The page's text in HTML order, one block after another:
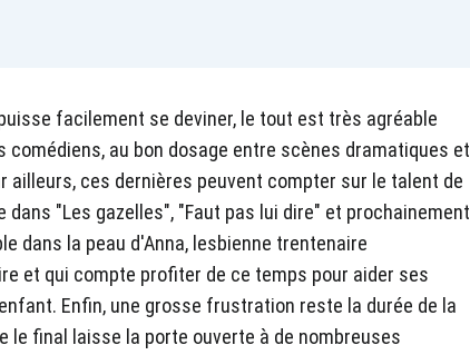
facilement se deviner, le tout est très agréable
comédiens, au bon dosage entre scènes dramatiques et
ailleurs, ces dernières peuvent compter sur le talent de
dans "Les gazelles", "Faut pas lui dire" et prochainement
dans la peau d'Anna, lesbienne trentenaire
et qui compte profiter de ce temps pour aider ses
Enfin, une grosse frustration reste la durée de la
le final laisse la porte ouverte à de nombreuses